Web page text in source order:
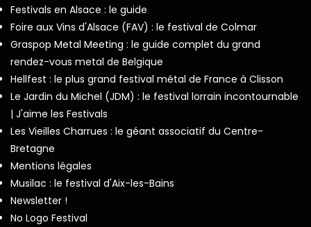
Festivals en Alsace : le guide
Foire aux Vins d'Alsace (FAV) : le festival de Colmar
Graspop Metal Meeting : le guide complet du grand
rendez-vous metal de Belgique
Hellfest : le plus grand festival métal de France à Clisson
Le Jardin du Michel (JDM) : le festival lorrain incontournable
| J'aime les Festivals
Les Vieilles Charrues : le géant associatif du Centre-
Bretagne
Mentions légales
Musilac : le festival d'Aix-les-Bains
Newsletter !
No Logo Festival